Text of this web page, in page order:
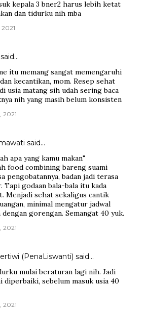
kepala 3 bner2 harus lebih ketat
dan tidurku nih mba
said…
itu memang sangat memengaruhi
kecantikan, mom. Resep sehat
usia matang sih udah sering baca
nih yang masih belum konsisten
2021
said…
apa yang kamu makan"
food combining bareng suami
pengobatannya, badan jadi terasa
Tapi godaan bala-bala itu kada
Menjadi sehat sekaligus cantik
minimal mengatur jadwal
gorengan. Semangat 40 yuk.
2021
(PenaLiswanti) said…
mulai beraturan lagi nih. Jadi
diperbaiki, sebelum masuk usia 40
2021